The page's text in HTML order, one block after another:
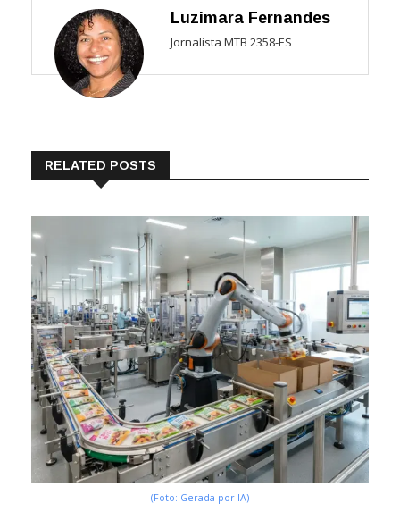
Luzimara Fernandes
Jornalista MTB 2358-ES
RELATED POSTS
(Foto: Gerada por IA)